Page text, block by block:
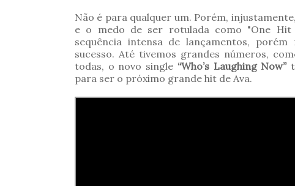
Não é para qualquer um. Porém,
e o medo de ser rotulada como "One Hit
sequência intensa de lançamentos,
sucesso. Até tivemos grandes números,
todas, o novo single “Who’s Laughing Now”
para ser o próximo grande hit de Ava.